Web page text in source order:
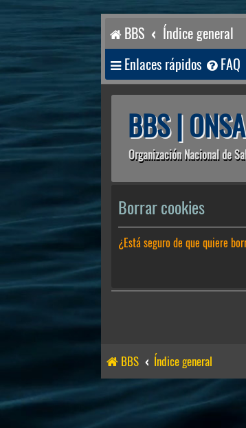
BBS Índice general
Enlaces rápidos FAQ
BBS |
Organización Nacional de
Borrar cookies
¿Está seguro de que quiere
BBS Índice general